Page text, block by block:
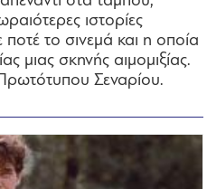
ιστορίες
το σινεμά και η οποία
μιας σκηνής αιμομιξίας.
Σεναρίου.